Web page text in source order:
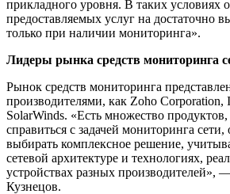
прикладного уровня. В таких условиях
предоставляемых услуг на достаточно
только при наличии мониторинга».
Лидеры рынка средств мониторинга
Рынок средств мониторинга
производителями, как Zoho
SolarWinds. «Есть множество
справиться с задачей мониторинга
выбирать комплексное решение,
сетевой архитектуре и технологиях,
устройствах разных производителей»,
Кузнецов.